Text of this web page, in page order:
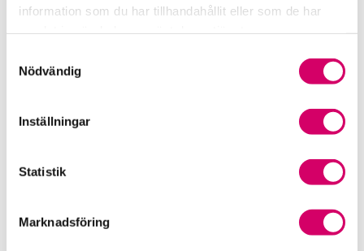
information som du har tillhandahållit eller som de har
Nödvändig
Inställningar
Statistik
Marknadsföring
Martina Lefvert
Auktoriserad Lönekonsult
Saltsjö-Boo
Auktoriserad Lönekonsult
070-092 29 77
Webbadress